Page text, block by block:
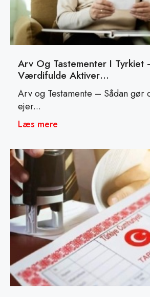
Arv Og Tastementer I Tyrkiet
Værdifulde Aktiver…
Arv og Testamente – Sådan gør
ejer...
Læs mere